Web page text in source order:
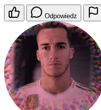
Odpowiedz